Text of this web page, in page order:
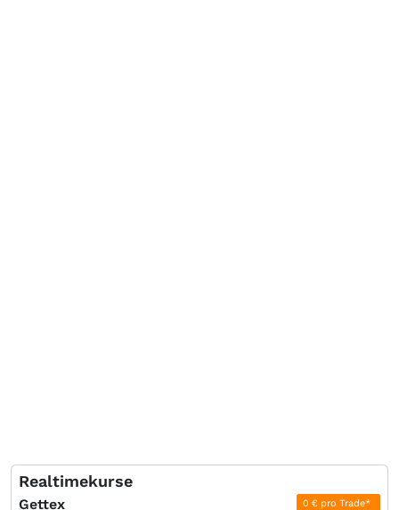
Realtimekurse
Gettex 0 € pro Trade*